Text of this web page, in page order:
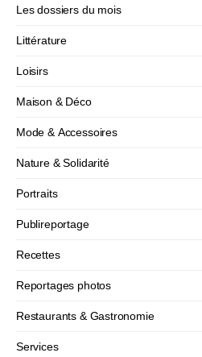
Les dossiers du mois
Littérature
Loisirs
Maison & Déco
Mode & Accessoires
Nature & Solidarité
Portraits
Publireportage
Recettes
Reportages photos
Restaurants & Gastronomie
Services